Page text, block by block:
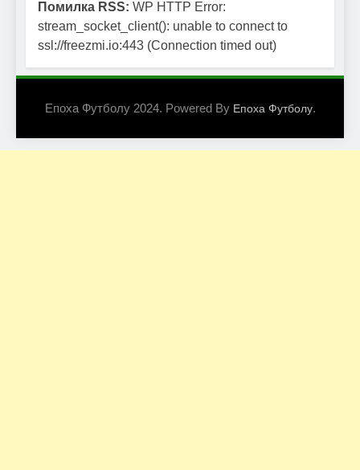
Помилка RSS: WP HTTP Error:
stream_socket_client(): unable to connect to
ssl://freezmi.io:443 (Connection timed out)
Епоха Футболу 2024. Powered By Епоха Футболу.